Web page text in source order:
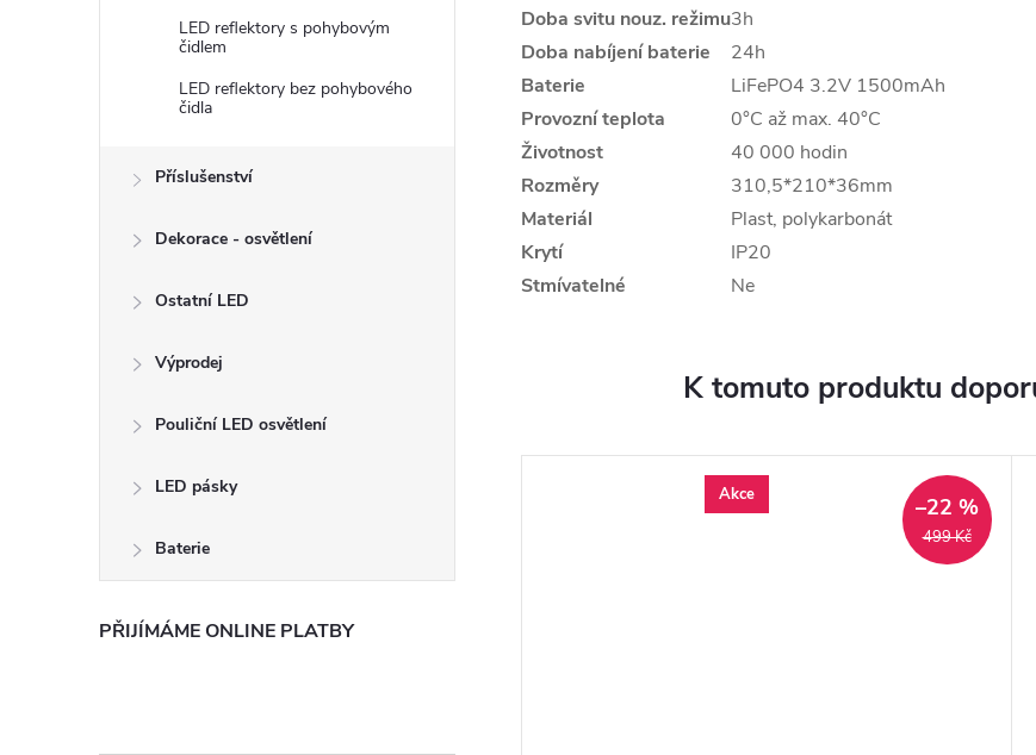
LED reflektory s pohybovým
čidlem
LED reflektory bez pohybového
čidla
Příslušenství
Dekorace - osvětlení
Ostatní LED
Výprodej
Pouliční LED osvětlení
LED pásky
Baterie
PŘIJÍMÁME ONLINE PLATBY
Doba svitu nouz. režimu3h
Doba nabíjení baterie
24h
Baterie
LiFePO4 3.2V 1500mAh
Provozní teplota
0°C až max. 40°C
Životnost
40 000 hodin
Rozměry
310,5*210*36mm
Materiál
Plast, polykarbonát
Krytí
IP20
Stmívatelné
Ne
K tomuto produktu
Akce
499 Kč
–22 %